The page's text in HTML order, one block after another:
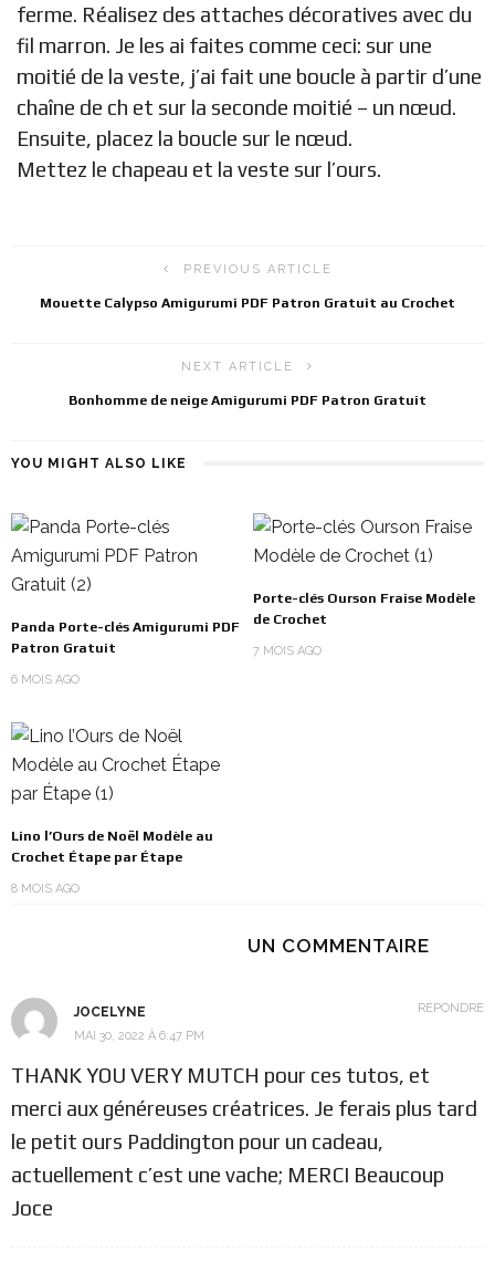
ferme. Réalisez des attaches décoratives avec du
fil marron. Je les ai faites comme ceci: sur une
moitié de la veste, j’ai fait une boucle à partir d’une
chaîne de ch et sur la seconde moitié – un nœud.
Ensuite, placez la boucle sur le nœud.
Mettez le chapeau et la veste sur l’ours.
PREVIOUS ARTICLE
Mouette Calypso Amigurumi PDF Patron Gratuit au Crochet
NEXT ARTICLE
Bonhomme de neige Amigurumi PDF Patron Gratuit
YOU MIGHT ALSO LIKE
Panda Porte-clés Amigurumi PDF
Patron Gratuit
6 MOIS AGO
Porte-clés Ourson Fraise Modèle
de Crochet
7 MOIS AGO
Lino l’Ours de Noël Modèle au
Crochet Étape par Étape
8 MOIS AGO
UN COMMENTAIRE
JOCELYNE
MAI 30, 2022 À 6:47 PM
THANK YOU VERY MUTCH pour ces tutos, et
merci aux généreuses créatrices. Je ferais plus tard
le petit ours Paddington pour un cadeau,
actuellement c’est une vache; MERCI Beaucoup
Joce
RÉPONDRE